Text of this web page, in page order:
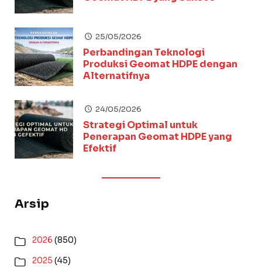
25/05/2026
Perbandingan Teknologi
Produksi Geomat HDPE dengan
Alternatifnya
24/05/2026
Strategi Optimal untuk
Penerapan Geomat HDPE yang
Efektif
Arsip
2026 (850)
2025 (45)